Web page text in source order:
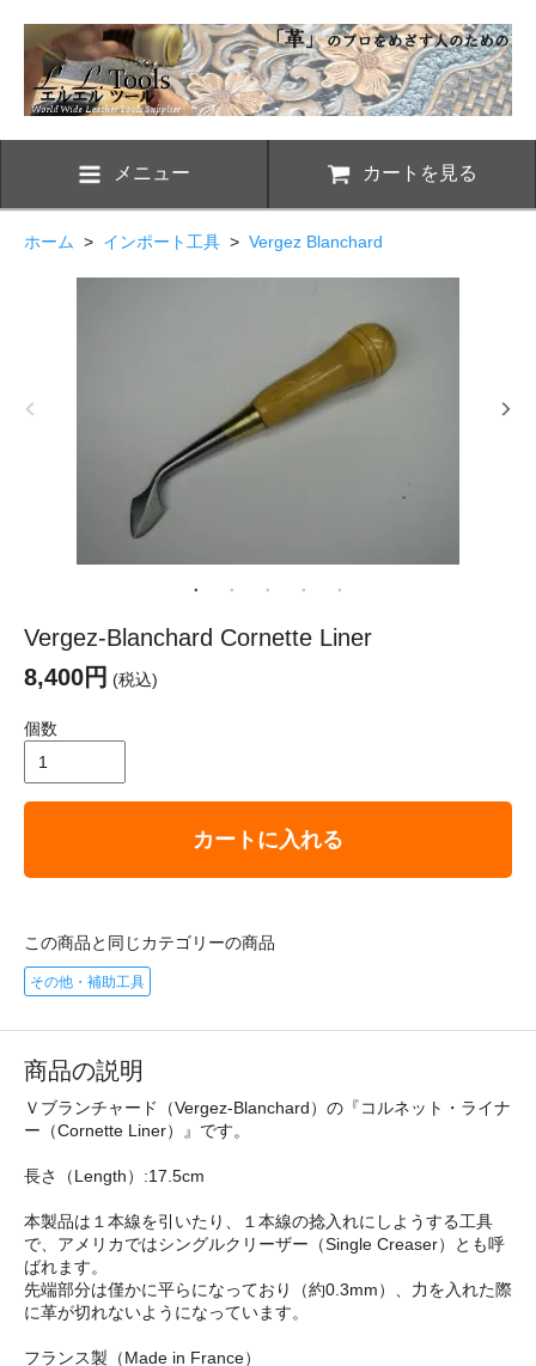
メニュー カートを見る
ホーム > インポート工具 > Vergez Blanchard
Vergez-Blanchard Cornette Liner
8,400円 (税込)
個数
カートに入れる
この商品と同じカテゴリーの商品
その他・補助工具
商品の説明
Ｖブランチャード（Vergez-Blanchard）の『コルネット・ライナ
ー（Cornette Liner）』です。
長さ（Length）:17.5cm
本製品は１本線を引いたり、１本線の捻入れにしようする工具
で、アメリカではシングルクリーザー（Single Creaser）とも呼
ばれます。
先端部分は僅かに平らになっており（約0.3mm）、力を入れた際
に革が切れないようになっています。
フランス製（Made in France）